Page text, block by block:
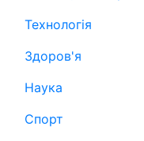
Технологія
Здоров'я
Наука
Спорт